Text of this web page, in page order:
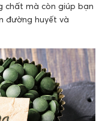
chất mà còn giúp bạn
đường huyết và